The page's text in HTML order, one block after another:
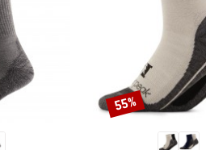
Rabatt
55%